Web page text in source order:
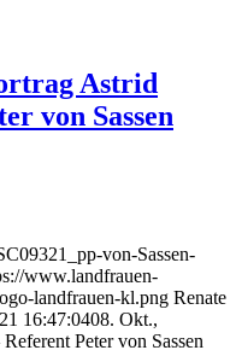
Astrid
von Sassen
von-Sassen-
www.landfrauen-
landfrauen-kl.png Renate
16:47:0408. Okt.,
Peter von Sassen